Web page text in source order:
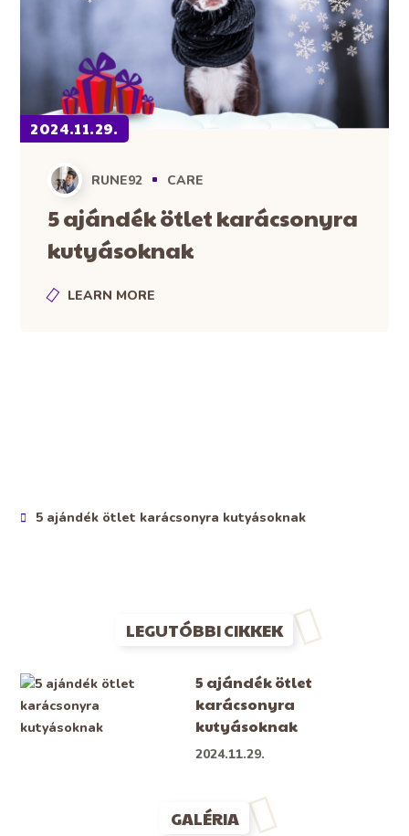
2024.11.29.
RUNE92 CARE
5 ajándék ötlet karácsonyra
kutyásoknak
LEARN MORE
5 ajándék ötlet karácsonyra kutyásoknak
LEGUTÓBBI CIKKEK
5 ajándék ötlet
karácsonyra
kutyásoknak
2024.11.29.
GALÉRIA